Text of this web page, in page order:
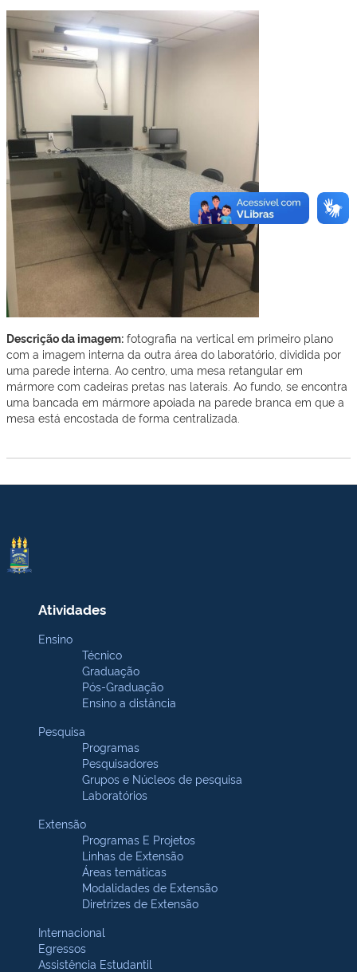
Descrição da imagem: fotografia na vertical em primeiro plano
com a imagem interna da outra área do laboratório, dividida por
uma parede interna. Ao centro, uma mesa retangular em
mármore com cadeiras pretas nas laterais. Ao fundo, se encontra
uma bancada em mármore apoiada na parede branca em que a
mesa está encostada de forma centralizada.
Atividades
Ensino
Técnico
Graduação
Pós-Graduação
Ensino a distância
Pesquisa
Programas
Pesquisadores
Grupos e Núcleos de pesquisa
Laboratórios
Extensão
Programas E Projetos
Linhas de Extensão
Áreas temáticas
Modalidades de Extensão
Diretrizes de Extensão
Internacional
Egressos
Assistência Estudantil